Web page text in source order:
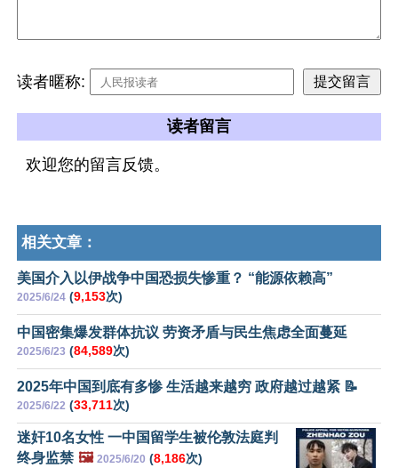
读者暱称:
读者留言
欢迎您的留言反馈。
相关文章：
美国介入以伊战争中国恐损失惨重？ “能源依赖高”
2025/6/24 (9,153次)
中国密集爆发群体抗议 劳资矛盾与民生焦虑全面蔓延
2025/6/23 (84,589次)
2025年中国到底有多惨 生活越来越穷 政府越过越紧 📝
2025/6/22 (33,711次)
迷奸10名女性 一中国留学生被伦敦法庭判
终身监禁 🖼️ 2025/6/20 (8,186次)